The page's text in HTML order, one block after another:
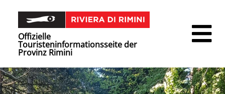
Offizielle
Touristeninformationsseite der
Provinz Rimini